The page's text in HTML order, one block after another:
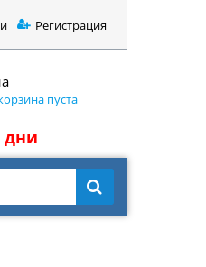
Регистрация
пуста
дни